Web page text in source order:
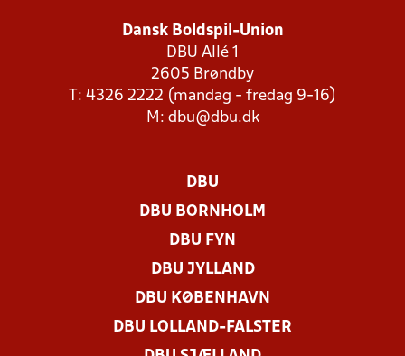
Dansk Boldspil-Union
DBU Allé 1
2605 Brøndby
T: 4326 2222 (mandag - fredag 9-16)
M: dbu@dbu.dk
DBU
DBU BORNHOLM
DBU FYN
DBU JYLLAND
DBU KØBENHAVN
DBU LOLLAND-FALSTER